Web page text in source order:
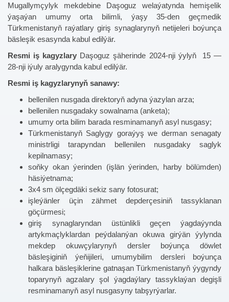
Mugallymçylyk mekdebine Daşoguz welaýatynda hemişelik
ýaşaýan umumy orta bilimli, ýaşy 35-den geçmedik
Türkmenistanyň raýatlary giriş synaglarynyň netijeleri boýunça
bäsleşik esasynda kabul edilýär.
Resmi iş kagyzlary Daşoguz şäherinde 2024-nji ýylyň 15 —
28-nji iýuly aralygynda kabul edilýär.
Resmi iş kagyzlarynyň sanawy:
bellenilen nusgada direktoryň adyna ýazylan arza;
bellenilen nusgadaky sowalnama (anketa);
umumy orta bilim barada resminamanyň asyl nusgasy;
Türkmenistanyň Saglygy goraýyş we derman senagaty
ministrligi tarapyndan bellenilen nusgadaky saglyk
kepilnamasy;
soňky okan ýerinden (işlän ýerinden, harby bölümden)
häsiýetnama;
3x4 sm ölçegdäki sekiz sany fotosurat;
işleýänler üçin zähmet depderçesiniň tassyklanan
göçürmesi;
giriş synaglaryndan üstünlikli geçen ýagdaýynda
artykmaçlyklardan peýdalanýan okuwa girýän ýylynda
mekdep okuwçylarynyň dersler boýunça döwlet
bäsleşiginiň ýeňijileri, umumybilim dersleri boýunça
halkara bäsleşiklerine gatnaşan Türkmenistanyň ýygyndy
toparynyň agzalary şol ýagdaýlary tassyklaýan degişli
resminamanyň asyl nusgasyny tabşyrýarlar.